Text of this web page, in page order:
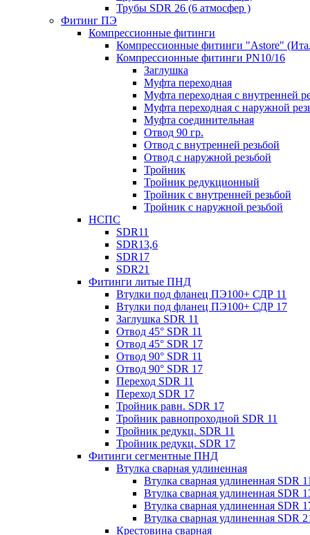
Трубы SDR 26 (6 атмосфер )
Фитинг ПЭ
Компрессионные фитинги
Компрессионные фитинги "Astore"
Компрессионные фитинги PN10/16
Заглушка
Муфта переходная
Муфта переходная с внутренней
Муфта переходная с наружной
Муфта соединительная
Отвод 90 гр.
Отвод с внутренней резьбой
Отвод с наружной резьбой
Тройник
Тройник редукционный
Тройник с внутренней резьбой
Тройник с наружной резьбой
НСПС
SDR11
SDR13,6
SDR17
SDR21
Фитинги литые ПНД
Втулки под фланец ПЭ100+ СДР 11
Втулки под фланец ПЭ100+ СДР 17
Заглушка SDR 11
Отвод 45° SDR 11
Отвод 45° SDR 17
Отвод 90° SDR 11
Отвод 90° SDR 17
Переход SDR 11
Переход SDR 17
Тройник равн. SDR 17
Тройник равнопроходной SDR 11
Тройник редукц. SDR 11
Тройник редукц. SDR 17
Фитинги сегментные ПНД
Втулка сварная удлиненная
Втулка сварная удлиненная SDR 11
Втулка сварная удлиненная SDR
Втулка сварная удлиненная SDR
Втулка сварная удлиненная SDR
Крестовина сварная